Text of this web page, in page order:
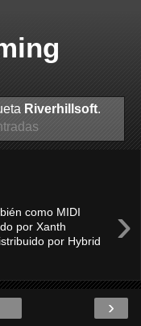
Riverhillsoft.
›
como MIDI
por Xanth
por Hybrid
›